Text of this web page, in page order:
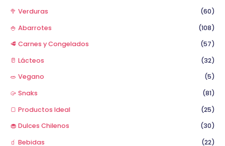
🥦 Verduras
(60)
🍚 Abarrotes
(108)
🥩 Carnes y Congelados
(57)
🥛 Lácteos
(32)
🥗 Vegano
(5)
🥠 Snaks
(81)
🍞 Productos Ideal
(25)
🧁 Dulces Chilenos
(30)
🧃 Bebidas
(22)